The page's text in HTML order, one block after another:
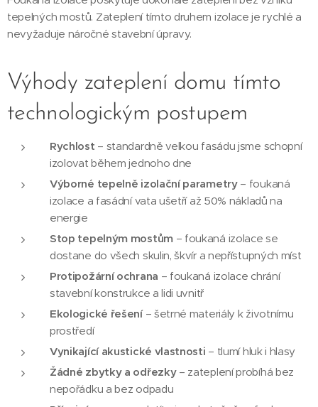
tepelných mostů. Zateplení tímto druhem izolace je rychlé a
nevyžaduje náročné stavební úpravy.
Výhody zateplení domu tímto
technologickým postupem
Rychlost – standardně velkou fasádu jsme schopní
izolovat během jednoho dne
Výborné tepelně izolační parametry– foukaná
izolace a fasádní vata ušetří až 50% nákladů na
energie
Stop tepelným mostům– foukaná izolace se
dostane do všech skulin, škvír a nepřístupných míst
Protipožární ochrana – foukaná izolace chrání
stavební konstrukce a lidi uvnitř
Ekologické řešení– šetrné materiály k životnímu
prostředí
Vynikající akustické vlastnosti – tlumí hluk i hlasy
Žádné zbytky a odřezky– zateplení probíhá bez
nepořádku a bez odpadu